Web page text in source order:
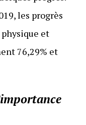
les progrès
et
76,29% et